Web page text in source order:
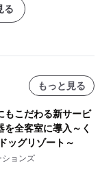
る
もっと見る
こだわる新サービ
全客室に導入～く
ッグリゾート～
ョンズ